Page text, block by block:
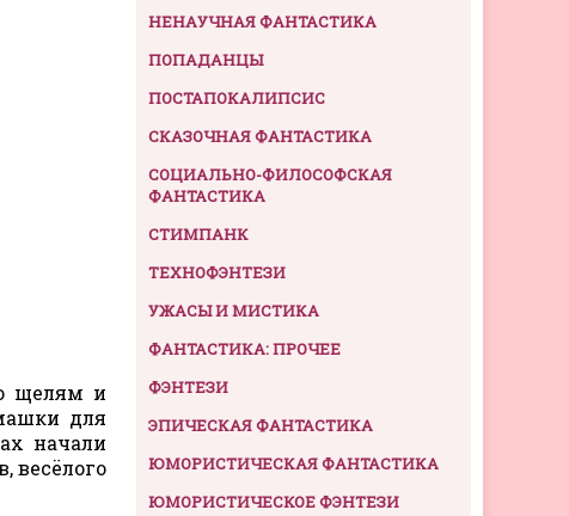
щелям и
для
начали
весёлого
НЕНАУЧНАЯ ФАНТАСТИКА
ПОПАДАНЦЫ
ПОСТАПОКАЛИПСИС
СКАЗОЧНАЯ ФАНТАСТИКА
СОЦИАЛЬНО-ФИЛОСОФСКАЯ
ФАНТАСТИКА
СТИМПАНК
ТЕХНОФЭНТЕЗИ
УЖАСЫ И МИСТИКА
ФАНТАСТИКА: ПРОЧЕЕ
ФЭНТЕЗИ
ЭПИЧЕСКАЯ ФАНТАСТИКА
ЮМОРИСТИЧЕСКАЯ ФАНТАСТИКА
ЮМОРИСТИЧЕСКОЕ ФЭНТЕЗИ